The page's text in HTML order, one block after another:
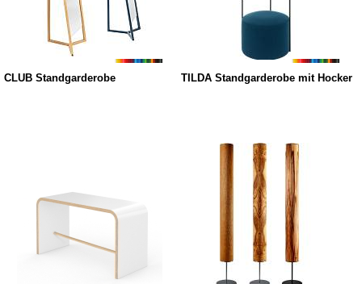
CLUB Standgarderobe TILDA Standgarderobe mit Hocker